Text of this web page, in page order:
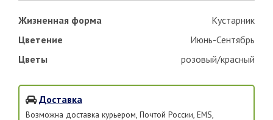
Жизненная форма
Кустарник
Цветение
Июнь-Сентябрь
Цветы
розовый/красный
Доставка
Возможна доставка курьером, Почтой России, EMS,